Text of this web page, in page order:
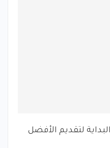
لتقديم الأفضل